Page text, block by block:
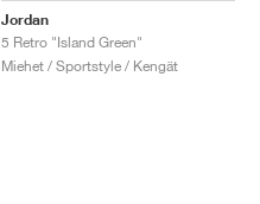
Jordan
5 Retro "Island Green"
Miehet / Sportstyle / Kengät